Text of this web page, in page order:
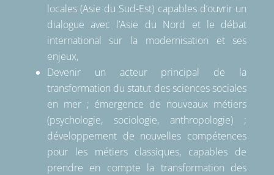
locales (Asie du Sud-Est) capables d’ouvrir un
dialogue avec l’Asie du Nord et le débat
international sur la modernisation et ses
enjeux,
Devenir un acteur principal de la
transformation du statut des sciences sociales
en mer ; émergence de nouveaux métiers
(psychologie, sociologie, anthropologie) ;
développement de nouvelles compétences
pour les métiers classiques, capables de
prendre en compte la transformation des